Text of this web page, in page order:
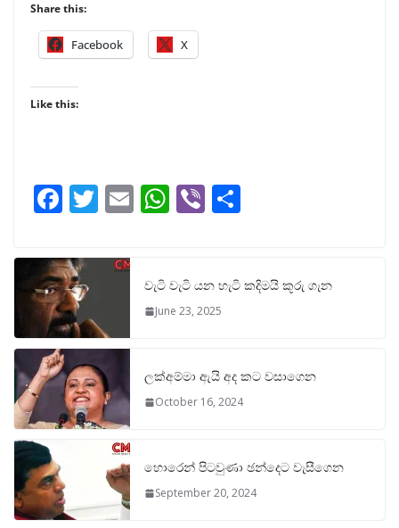
Share this:
Facebook X
Like this:
F
e
b
o
o
k
T
itt
er
E W
s
A
p
Vi
e
වැටි වැටි යන හැටි කදිමයි කූරු ගැන
June 23, 2025
ලක්අම්මා ඇයි අද කට වසාගෙන
October 16, 2024
හොරෙන් පිටවුණා ඡන්දෙට වැසීගෙන
September 20, 2024